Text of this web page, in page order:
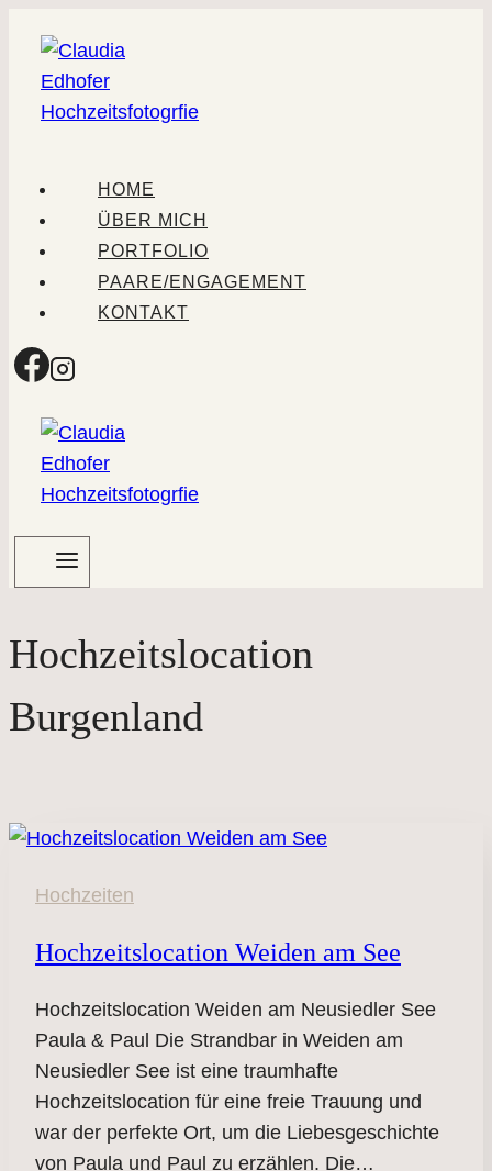
Inhalt
springen
HOME
ÜBER MICH
PORTFOLIO
PAARE/ENGAGEMENT
KONTAKT
Hochzeitslocation
Burgenland
Hochzeiten
Hochzeitslocation Weiden am See
Hochzeitslocation Weiden am Neusiedler See
Paula & Paul Die Strandbar in Weiden am
Neusiedler See ist eine traumhafte
Hochzeitslocation für eine freie Trauung und
war der perfekte Ort, um die Liebesgeschichte
von Paula und Paul zu erzählen. Die…